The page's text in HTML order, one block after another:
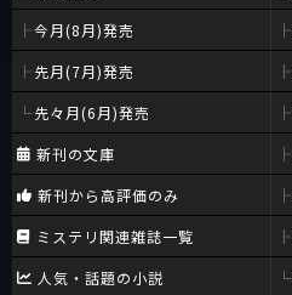
今月(8月)発売
先月(7月)発売
先々月(6月)発売
新刊の文庫
新刊から高評価のみ
ミステリ関連雑誌一覧
人気・話題の小説